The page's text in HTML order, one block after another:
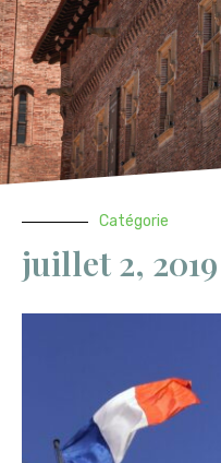
Catégorie
juillet 2, 2019